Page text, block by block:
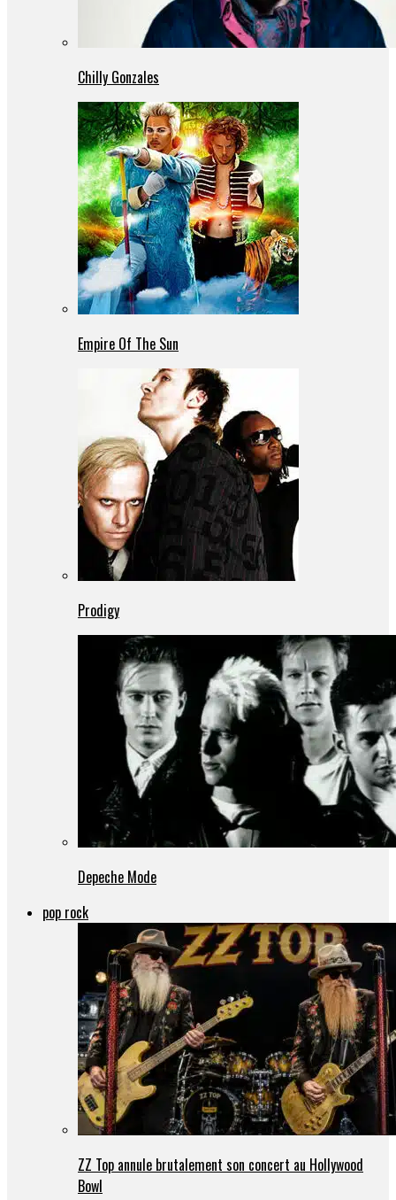
Chilly Gonzales
Empire Of The Sun
Prodigy
Depeche Mode
pop rock
ZZ Top annule brutalement son concert au Hollywood
Bowl